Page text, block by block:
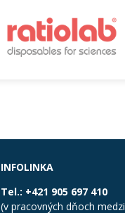
INFOLINKA
Tel.: +421 905 697 410
(v pracovných dňoch medzi